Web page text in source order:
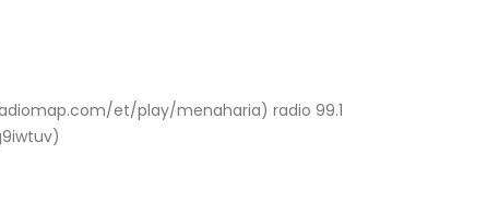
et/play/menaharia) radio 99.1